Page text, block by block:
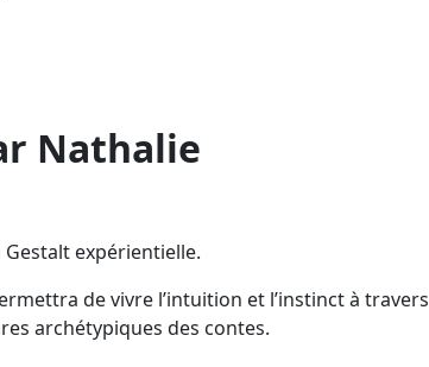
Nathalie
expérientielle.
de vivre l’intuition et l’instinct à travers
archétypiques des contes.